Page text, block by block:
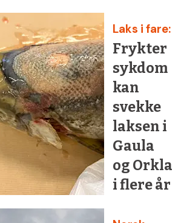
Laks i fare:
Frykter
sykdom
kan
svekke
laksen i
Gaula
og Orkla
i flere år